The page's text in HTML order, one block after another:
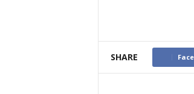
SHARE